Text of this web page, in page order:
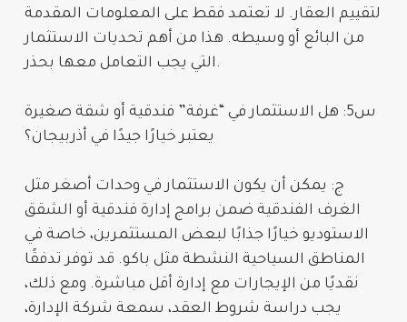
لتقييم العقار. لا تعتمد فقط على المعلومات المقدمة
من البائع أو وسيطه. هذا من أهم تحديات الاستثمار
التي يجب التعامل معها بحذر.
س5: هل الاستثمار في “غرفة” فندقية أو شقة صغيرة
يعتبر خيارًا جيدًا في أذربيجان؟
ج: يمكن أن يكون الاستثمار في وحدات أصغر مثل
الغرف الفندقية ضمن برامج إدارة فندقية أو الشقق
الاستوديو خيارًا جذابًا لبعض المستثمرين، خاصة في
المناطق السياحية النشطة مثل باكو. قد توفر تدفقًا
نقديًا من الإيجارات مع إدارة أقل مباشرة. ومع ذلك،
يجب دراسة شروط العقد، سمعة شركة الإدارة،